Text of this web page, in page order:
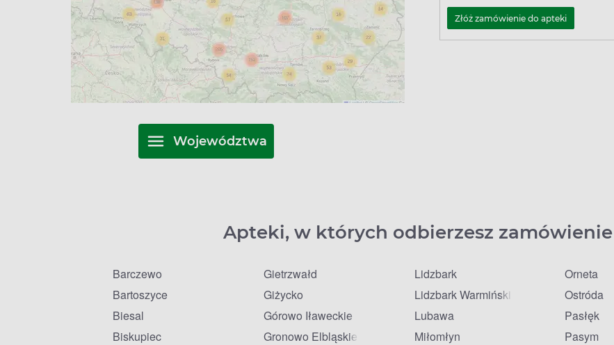
Złóż zamówienie do apteki
Województwa
Apteki, w których odbierzesz
Barczewo
Bartoszyce
Biesal
Biskupiec
Gietrzwałd
Giżycko
Górowo Iławeckie
Gronowo Elbląskie
Lidzbark
Lidzbark Warmiński
Lubawa
Miłomłyn
Orneta
Ostróda
Pasłęk
Pasym